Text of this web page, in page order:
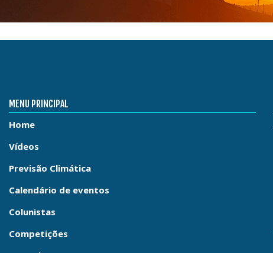
MENU PRINCIPAL
Home
Vídeos
Previsão Climática
Calendário de eventos
Colunistas
Competições